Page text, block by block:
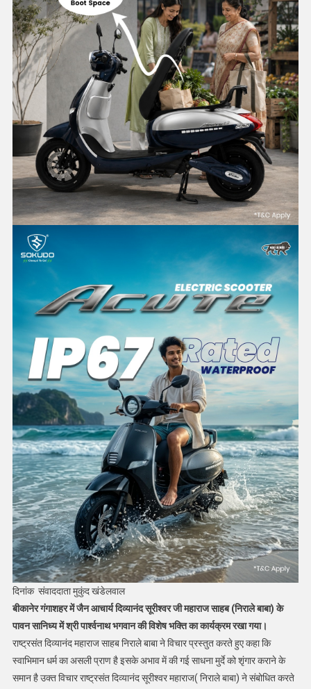
दिनांक संवाददाता मुकुंद खंडेलवाल
बीकानेर गंगाशहर में जैन आचार्य दिव्यानंद सूरीश्वर जी महाराज साहब (निराले बाबा) के
पावन सानिध्य में श्री पार्श्वनाथ भगवान की विशेष भक्ति का कार्यक्रम रखा गया।
राष्ट्रसंत दिव्यानंद महाराज साहब निराले बाबा ने विचार प्रस्तुत करते हुए कहा कि
स्वाभिमान धर्म का असली प्राण है इसके अभाव में की गई साधना मुर्दे को शृंगार कराने के
समान है उक्त विचार राष्ट्रसंत दिव्यानंद सूरीश्वर महाराज( निराले बाबा) ने संबोधित करते